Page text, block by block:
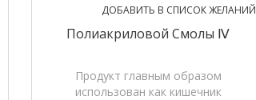
ДОБАВИТЬ В СПИСОК ЖЕЛАНИЙ
Полиакриловой Смолы Ⅳ
Продукт главным образом
использован как кишечник